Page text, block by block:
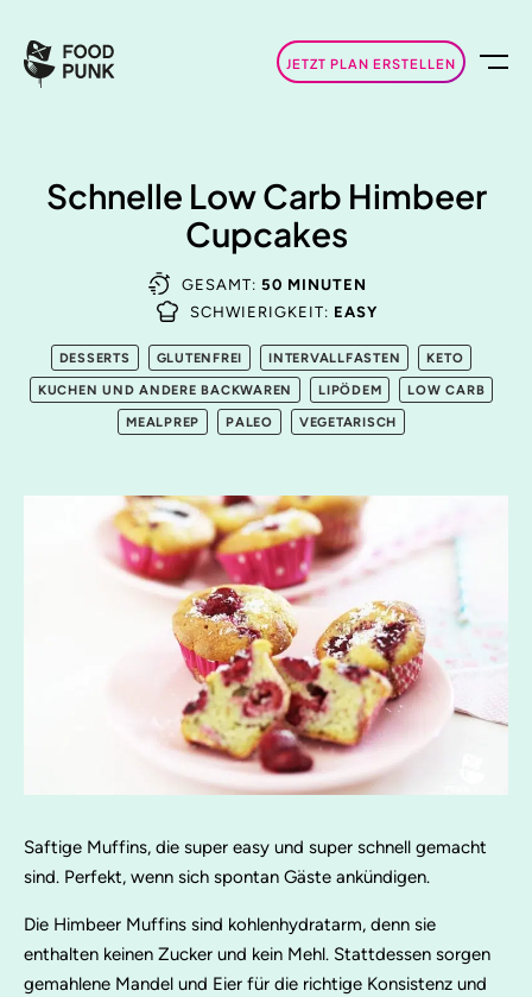
JETZT PLAN ERSTELLEN
Schnelle Low Carb Himbeer
Cupcakes
GESAMT: 50 MINUTEN
SCHWIERIGKEIT: EASY
DESSERTS GLUTENFREI INTERVALLFASTEN KETO
KUCHEN UND ANDERE BACKWAREN LIPÖDEM LOW CARB
MEALPREP PALEO VEGETARISCH
Saftige Muffins, die super easy und super schnell gemacht
sind. Perfekt, wenn sich spontan Gäste ankündigen.
Die Himbeer Muffins sind kohlenhydratarm, denn sie
enthalten keinen Zucker und kein Mehl. Stattdessen sorgen
gemahlene Mandel und Eier für die richtige Konsistenz und